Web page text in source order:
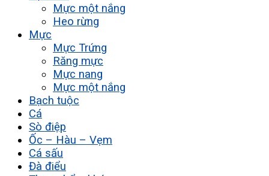
Mực một nắng
Heo rừng
Mực
Mực Trứng
Răng mực
Mực nang
Mực một nắng
Bạch tuộc
Cá
Sò điệp
Ốc – Hàu – Vẹm
Cá sấu
Đà điểu